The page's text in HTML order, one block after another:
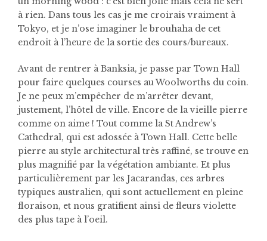
à rien. Dans tous les cas je me croirais vraiment à
Tokyo, et je n’ose imaginer le brouhaha de cet
endroit à l’heure de la sortie des cours/bureaux.
Avant de rentrer à Banksia, je passe par Town Hall
pour faire quelques courses au Woolworths du coin.
Je ne peux m’empêcher de m’arrêter devant,
justement, l’hôtel de ville. Encore de la vieille pierre
comme on aime ! Tout comme la St Andrew’s
Cathedral, qui est adossée à Town Hall. Cette belle
pierre au style architectural très raffiné, se trouve en
plus magnifié par la végétation ambiante. Et plus
particulièrement par les Jacarandas, ces arbres
typiques australien, qui sont actuellement en pleine
floraison, et nous gratifient ainsi de fleurs violette
des plus tape à l’oeil.